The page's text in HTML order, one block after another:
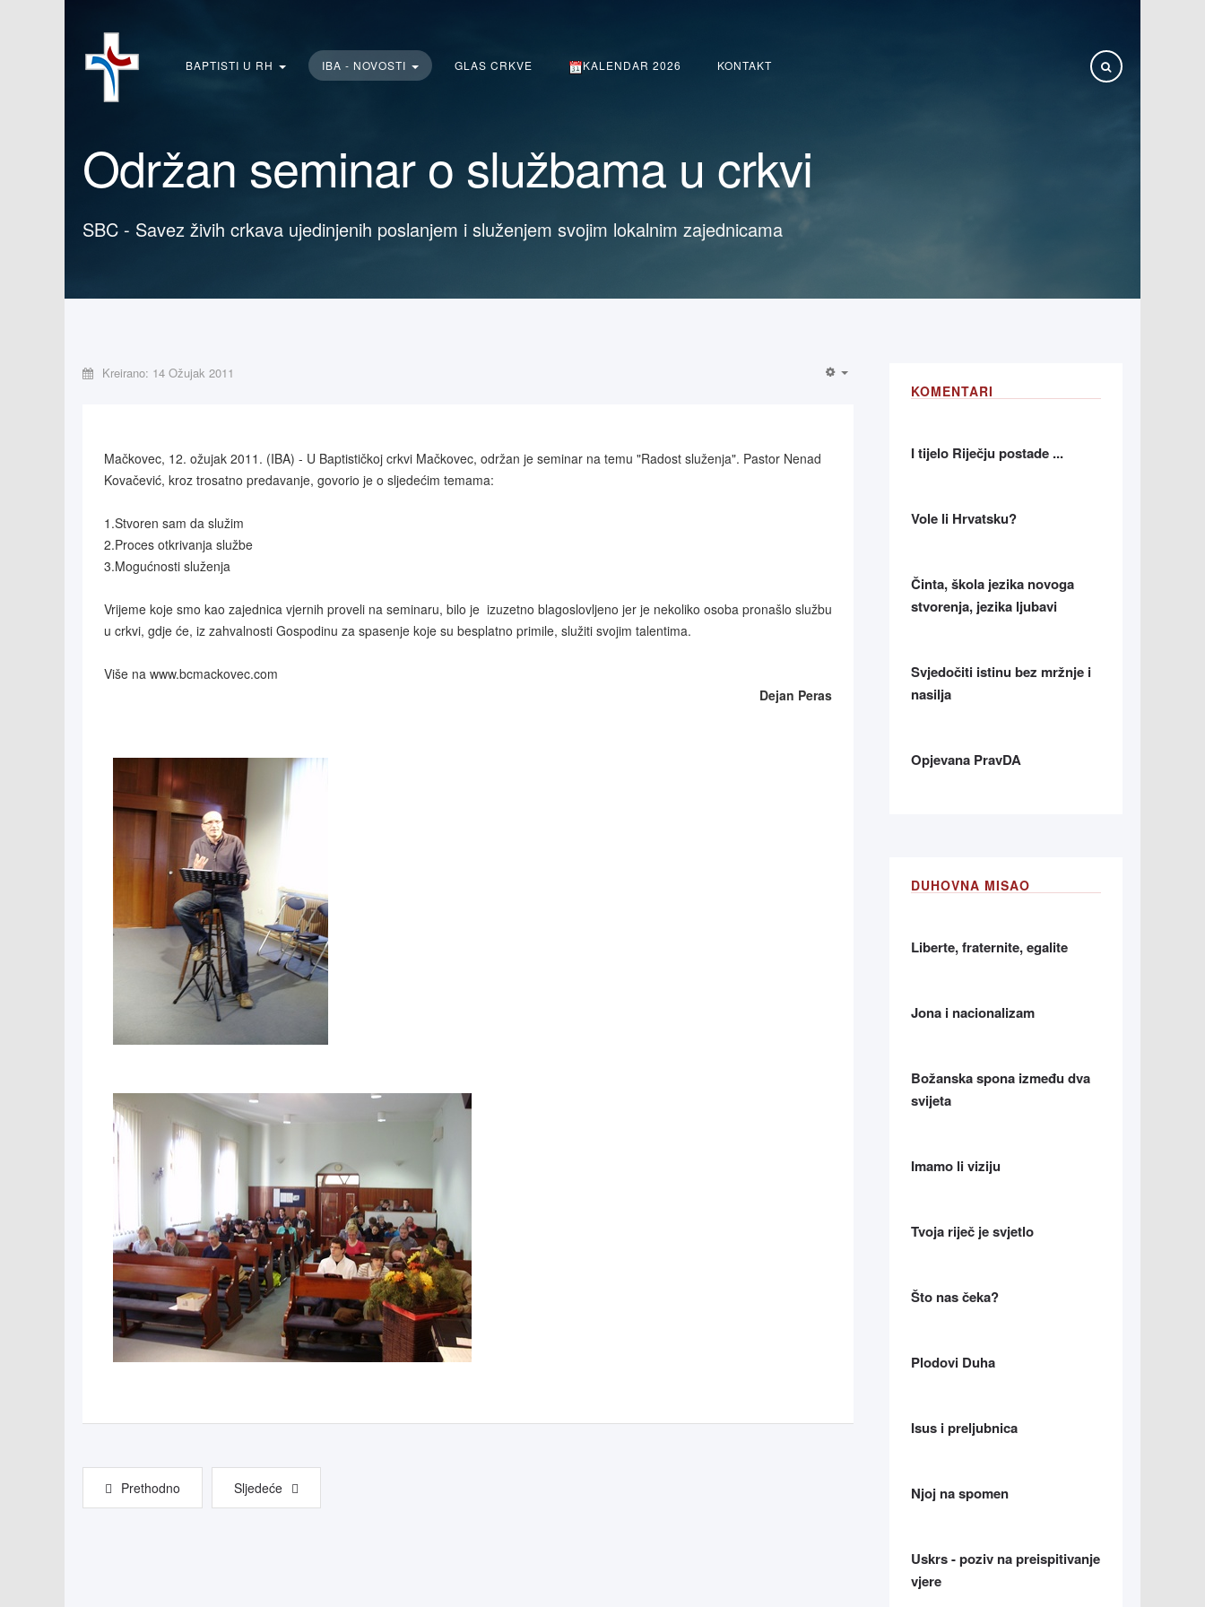
BAPTISTI U RH IBA - NOVOSTI GLAS CRKVE KALENDAR 2026 KONTAKT
Održan seminar o službama u crkvi
SBC - Savez živih crkava ujedinjenih poslanjem i služenjem svojim lokalnim zajednicama
Kreirano: 14 Ožujak 2011
Mačkovec, 12. ožujak 2011. (IBA) - U Baptističkoj crkvi Mačkovec, održan je seminar na temu "Radost služenja". Pastor Nenad
Kovačević, kroz trosatno predavanje, govorio je o sljedećim temama:
1.Stvoren sam da služim
2.Proces otkrivanja službe
3.Mogućnosti služenja
Vrijeme koje smo kao zajednica vjernih proveli na seminaru, bilo je izuzetno blagoslovljeno jer je nekoliko osoba pronašlo službu
u crkvi, gdje će, iz zahvalnosti Gospodinu za spasenje koje su besplatno primile, služiti svojim talentima.
Više na www.bcmackovec.com
Dejan Peras
Prethodno Sljedeće
KOMENTARI
I tijelo Riječju postade ...
Vole li Hrvatsku?
Činta, škola jezika novoga
stvorenja, jezika ljubavi
Svjedočiti istinu bez mržnje i
nasilja
Opjevana PravDA
DUHOVNA MISAO
Liberte, fraternite, egalite
Jona i nacionalizam
Božanska spona između dva
svijeta
Imamo li viziju
Tvoja riječ je svjetlo
Što nas čeka?
Plodovi Duha
Isus i preljubnica
Njoj na spomen
Uskrs - poziv na preispitivanje
vjere